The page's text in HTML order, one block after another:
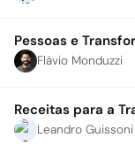
Pessoas e
Flávio Monduzzi
Receitas para a
Leandro Guissoni